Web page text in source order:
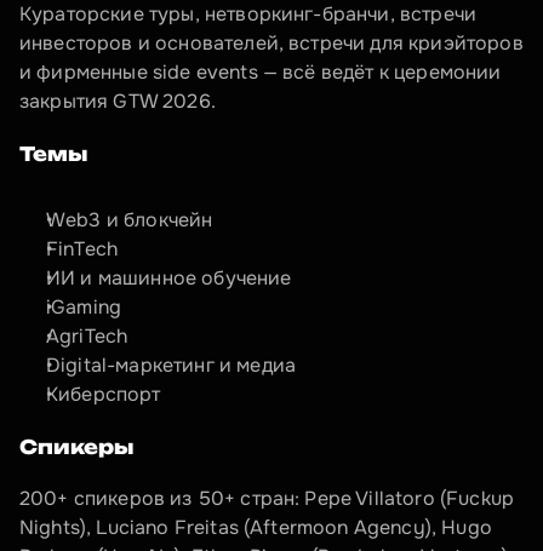
Кураторские туры, нетворкинг-бранчи, встречи
инвесторов и основателей, встречи для криэйторов
и фирменные side events — всё ведёт к церемонии
закрытия GTW 2026.
Темы
Web3 и блокчейн
FinTech
ИИ и машинное обучение
iGaming
AgriTech
Digital-маркетинг и медиа
Киберспорт
Спикеры
200+ спикеров из 50+ стран: Pepe Villatoro (Fuckup
Nights), Luciano Freitas (Aftermoon Agency), Hugo